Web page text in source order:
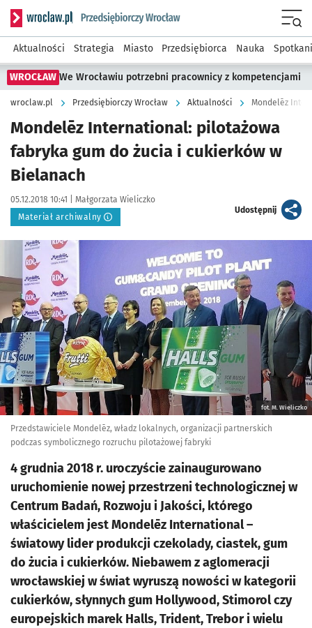
Serwis informacyjny wroclaw.pl podserwis: Strategia
Aktualności Strategia Miasto Przedsiębiorca Nauka
WROCŁAW We Wrocławiu potrzebni pracownicy z kompetencjami
wroclaw.pl Przedsiębiorczy Wrocław Aktualności Mondelēz
Mondelēz International: pilotażowa
fabryka gum do żucia i cukierków w
Bielanach
Data publikacji:
05.12.2018 10:41 | Autor:
Małgorzata Wieliczko
Materiał archiwalny
Udostępnijartykuł
Kliknij, aby powiększyć
fot. M. Wieliczko
Przedstawiciele Mondelēz, władz lokalnych, organizacji partnerskich
podczas symbolicznego rozruchu pilotażowej fabryki
4 grudnia 2018 r. uroczyście zainaugurowano
uruchomienie nowej przestrzeni technologicznej w
Centrum Badań, Rozwoju i Jakości, którego
właścicielem jest Mondelēz International –
światowy lider produkcji czekolady, ciastek, gum
do żucia i cukierków. Niebawem z aglomeracji
wrocławskiej w świat wyruszą nowości w kategorii
cukierków, słynnych gum Hollywood, Stimorol czy
europejskich marek Halls, Trident, Trebor i wielu